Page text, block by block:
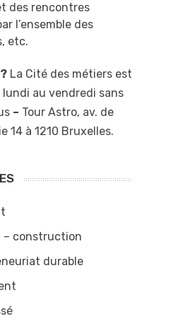
des rencontres
l’ensemble des
etc.
La Cité des métiers est
au vendredi sans
– Tour Astro, av. de
14 à 1210 Bruxelles.
– construction
durable